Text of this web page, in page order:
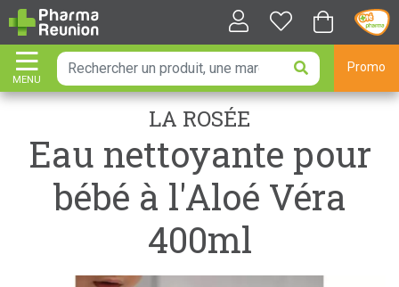
MENU
AFFICHER LA NAVIGATION
Promo
LA ROSÉE
Eau nettoyante pour
bébé à l'Aloé Véra
400ml